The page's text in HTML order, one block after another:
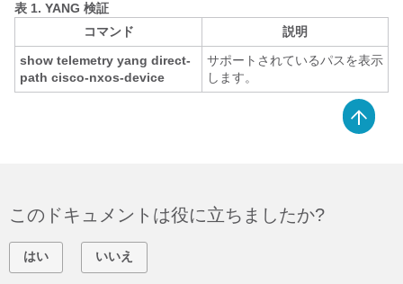
表 1. YANG 検証
コマンド
説明
show telemetry yang direct-
path cisco-nxos-device
サポートされているパスを表示
します。
このドキュメントは役に立ちましたか?
はい いいえ